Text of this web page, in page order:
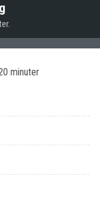
minuter